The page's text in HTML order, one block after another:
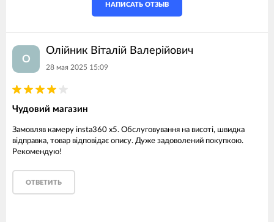
НАПИСАТЬ ОТЗЫВ
О
Олійник Віталій Валерійович
28 мая 2025 15:09
Чудовий магазин
Замовляв камеру insta360 x5. Обслуговування на висоті, швидка
відправка, товар відповідає опису. Дуже задоволений покупкою.
Рекомендую!
ОТВЕТИТЬ